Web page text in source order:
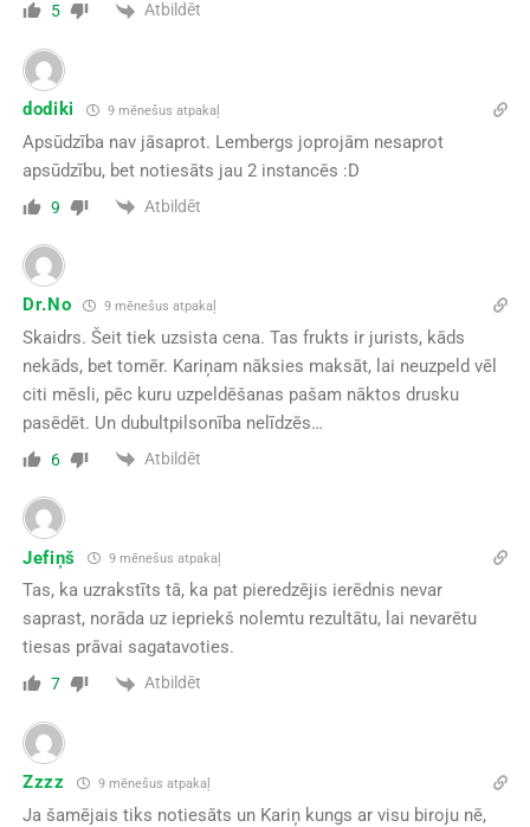
5 Atbildēt
dodiki 9 mēnešus atpakaļ
Apsūdzība nav jāsaprot. Lembergs joprojām nesaprot
apsūdzību, bet notiesāts jau 2 instancēs :D
9 Atbildēt
Dr.No 9 mēnešus atpakaļ
Skaidrs. Šeit tiek uzsista cena. Tas frukts ir jurists, kāds
nekāds, bet tomēr. Kariņam nāksies maksāt, lai neuzpeld vēl
citi mēsli, pēc kuru uzpeldēšanas pašam nāktos drusku
pasēdēt. Un dubultpilsonība nelīdzēs…
6 Atbildēt
Jefiņš 9 mēnešus atpakaļ
Tas, ka uzrakstīts tā, ka pat pieredzējis ierēdnis nevar
saprast, norāda uz iepriekš nolemtu rezultātu, lai nevarētu
tiesas prāvai sagatavoties.
7 Atbildēt
Zzzz 9 mēnešus atpakaļ
Ja šamējais tiks notiesāts un Kariņ kungs ar visu biroju nē,